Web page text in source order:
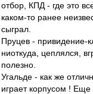
отбор, КПД - где это
каком-то ранее
сыграл.
Пруцев - привидение-
ниоткуда, цеплялся,
полезно.
Угальде - как же
играет корпусом !